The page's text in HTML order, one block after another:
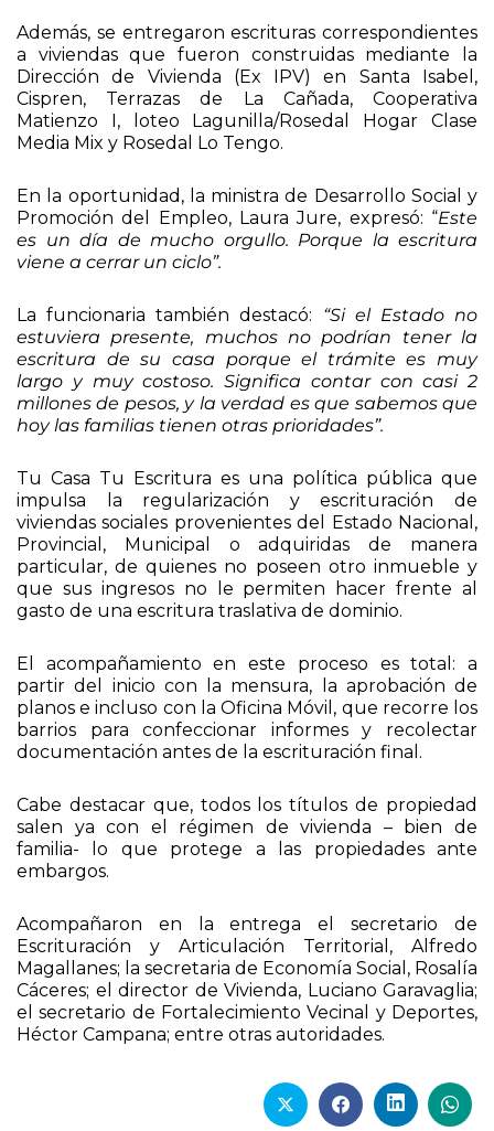
Además, se entregaron escrituras correspondientes
a viviendas que fueron construidas mediante la
Dirección de Vivienda (Ex IPV) en Santa Isabel,
Cispren, Terrazas de La Cañada, Cooperativa
Matienzo I, loteo Lagunilla/Rosedal Hogar Clase
Media Mix y Rosedal Lo Tengo.
En la oportunidad, la ministra de Desarrollo Social y
Promoción del Empleo, Laura Jure, expresó: “Este
es un día de mucho orgullo. Porque la escritura
viene a cerrar un ciclo”.
La funcionaria también destacó: “Si el Estado no
estuviera presente, muchos no podrían tener la
escritura de su casa porque el trámite es muy
largo y muy costoso. Significa contar con casi 2
millones de pesos, y la verdad es que sabemos que
hoy las familias tienen otras prioridades”.
Tu Casa Tu Escritura es una política pública que
impulsa la regularización y escrituración de
viviendas sociales provenientes del Estado Nacional,
Provincial, Municipal o adquiridas de manera
particular, de quienes no poseen otro inmueble y
que sus ingresos no le permiten hacer frente al
gasto de una escritura traslativa de dominio.
El acompañamiento en este proceso es total: a
partir del inicio con la mensura, la aprobación de
planos e incluso con la Oficina Móvil, que recorre los
barrios para confeccionar informes y recolectar
documentación antes de la escrituración final.
Cabe destacar que, todos los títulos de propiedad
salen ya con el régimen de vivienda – bien de
familia- lo que protege a las propiedades ante
embargos.
Acompañaron en la entrega el secretario de
Escrituración y Articulación Territorial, Alfredo
Magallanes; la secretaria de Economía Social, Rosalía
Cáceres; el director de Vivienda, Luciano Garavaglia;
el secretario de Fortalecimiento Vecinal y Deportes,
Héctor Campana; entre otras autoridades.